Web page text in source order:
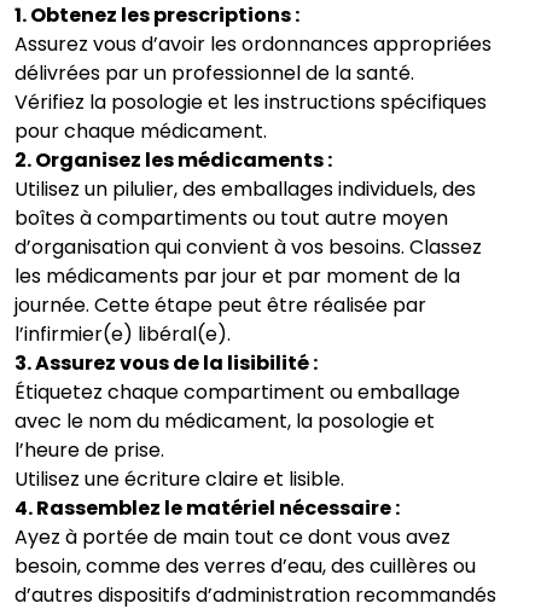
1. Obtenez les prescriptions :
Assurez vous d’avoir les ordonnances appropriées
délivrées par un professionnel de la santé.
Vérifiez la posologie et les instructions spécifiques
pour chaque médicament.
2. Organisez les médicaments :
Utilisez un pilulier, des emballages individuels, des
boîtes à compartiments ou tout autre moyen
d’organisation qui convient à vos besoins. Classez
les médicaments par jour et par moment de la
journée. Cette étape peut être réalisée par
l’infirmier(e) libéral(e).
3. Assurez vous de la lisibilité :
Étiquetez chaque compartiment ou emballage
avec le nom du médicament, la posologie et
l’heure de prise.
Utilisez une écriture claire et lisible.
4. Rassemblez le matériel nécessaire :
Ayez à portée de main tout ce dont vous avez
besoin, comme des verres d’eau, des cuillères ou
d’autres dispositifs d’administration recommandés